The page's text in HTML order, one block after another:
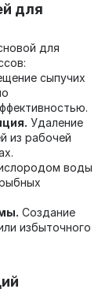
для
для
сыпучих
Удаление
из рабочей
воды
Создание
избыточного